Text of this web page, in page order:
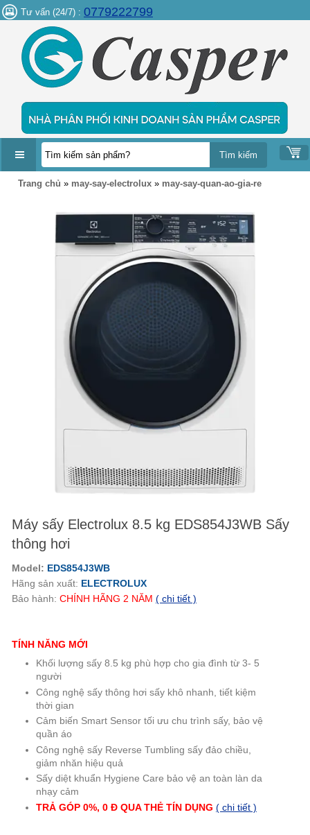
Tư vấn (24/7) : 0779222799
DANH
Trang chủ » may-say-electrolux » may-say-quan-ao-gia-re
Máy sấy Electrolux 8.5 kg EDS854J3WB Sấy
thông hơi
Model: EDS854J3WB
Hãng sản xuất: ELECTROLUX
Bảo hành: CHÍNH HÃNG 2 NĂM ( chi tiết )
TÍNH NĂNG MỚI
Khối lượng sấy 8.5 kg phù hợp cho gia đình từ 3- 5
người
Công nghệ sấy thông hơi sấy khô nhanh, tiết kiệm
thời gian
Cảm biến Smart Sensor tối ưu chu trình sấy, bảo vệ
quần áo
Công nghệ sấy Reverse Tumbling sấy đảo chiều,
giảm nhăn hiệu quả
Sấy diệt khuẩn Hygiene Care bảo vệ an toàn làn da
nhạy cảm
TRẢ GÓP 0%, 0 Đ QUA THẺ TÍN DỤNG ( chi tiết )